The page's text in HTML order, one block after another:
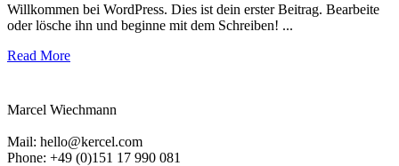
Willkommen bei WordPress. Dies ist dein erster Beitrag. Bearbeite
oder lösche ihn und beginne mit dem Schreiben! ...
Read More
Marcel Wiechmann
Mail: hello@kercel.com
Phone: +49 (0)151 17 990 081